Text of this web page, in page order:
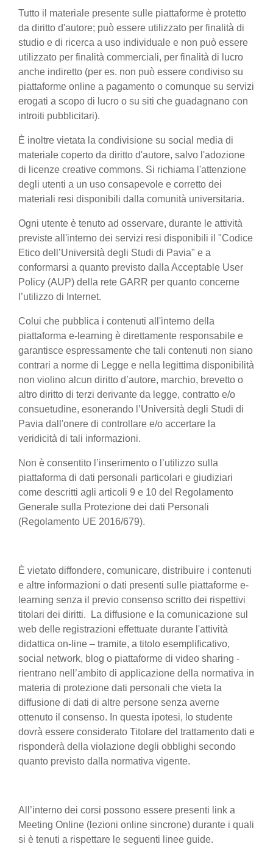
Tutto il materiale presente sulle piattaforme è protetto
da diritto d'autore; può essere utilizzato per finalità di
studio e di ricerca a uso individuale e non può essere
utilizzato per finalità commerciali, per finalità di lucro
anche indiretto (per es. non può essere condiviso su
piattaforme online a pagamento o comunque su servizi
erogati a scopo di lucro o su siti che guadagnano con
introiti pubblicitari).
È inoltre vietata la condivisione su social media di
materiale coperto da diritto d'autore, salvo l'adozione
di licenze creative commons. Si richiama l'attenzione
degli utenti a un uso consapevole e corretto dei
materiali resi disponibili dalla comunità universitaria.
Ogni utente è tenuto ad osservare, durante le attività
previste all'interno dei servizi resi disponibili il "Codice
Etico dell’Università degli Studi di Pavia" e a
conformarsi a quanto previsto dalla Acceptable User
Policy (AUP) della rete GARR per quanto concerne
l’utilizzo di Internet.
Colui che pubblica i contenuti all'interno della
piattaforma e-learning è direttamente responsabile e
garantisce espressamente che tali contenuti non siano
contrari a norme di Legge e nella legittima disponibilità
non violino alcun diritto d’autore, marchio, brevetto o
altro diritto di terzi derivante da legge, contratto e/o
consuetudine, esonerando l’Università degli Studi di
Pavia dall'onere di controllare e/o accertare la
veridicità di tali informazioni.
Non è consentito l’inserimento o l’utilizzo sulla
piattaforma di dati personali particolari e giudiziari
come descritti agli articoli 9 e 10 del Regolamento
Generale sulla Protezione dei dati Personali
(Regolamento UE 2016/679).
È vietato diffondere, comunicare, distribuire i contenuti
e altre informazioni o dati presenti sulle piattaforme e-
learning senza il previo consenso scritto dei rispettivi
titolari dei diritti. La diffusione e la comunicazione sul
web delle registrazioni effettuate durante l'attività
didattica on-line – tramite, a titolo esemplificativo,
social network, blog o piattaforme di video sharing -
rientrano nell’ambito di applicazione della normativa in
materia di protezione dati personali che vieta la
diffusione di dati di altre persone senza averne
ottenuto il consenso. In questa ipotesi, lo studente
dovrà essere considerato Titolare del trattamento dati e
risponderà della violazione degli obblighi secondo
quanto previsto dalla normativa vigente.
All’interno dei corsi possono essere presenti link a
Meeting Online (lezioni online sincrone) durante i quali
si è tenuti a rispettare le seguenti linee guide.